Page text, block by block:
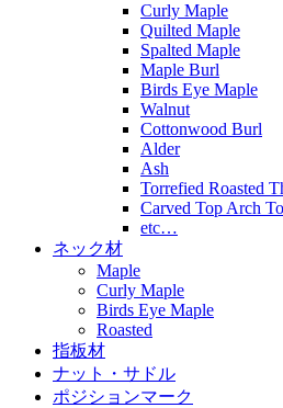
Curly Maple
Quilted Maple
Spalted Maple
Maple Burl
Birds Eye Maple
Walnut
Cottonwood Burl
Alder
Ash
Torrefied Roasted
Carved Top Arch
etc…
ネック材
Maple
Curly Maple
Birds Eye Maple
Roasted
指板材
ナット・サドル
ポジションマーク